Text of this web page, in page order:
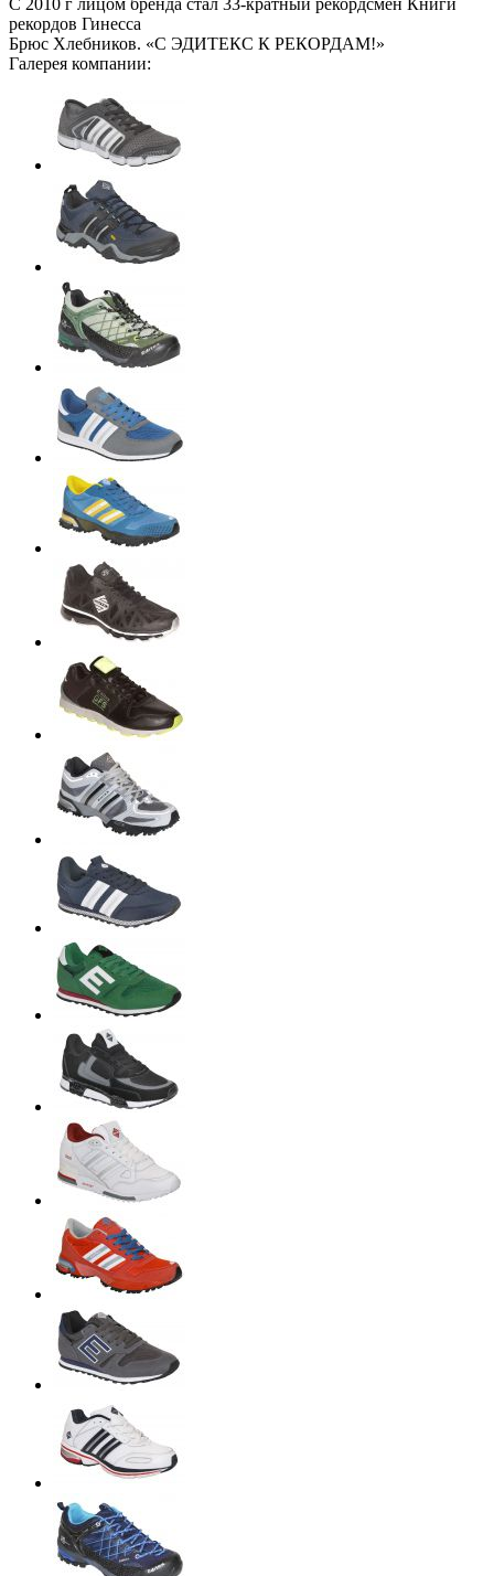
рекордов Гинесса
Брюс Хлебников. «С ЭДИТЕКС К РЕКОРДАМ!»
Галерея компании: